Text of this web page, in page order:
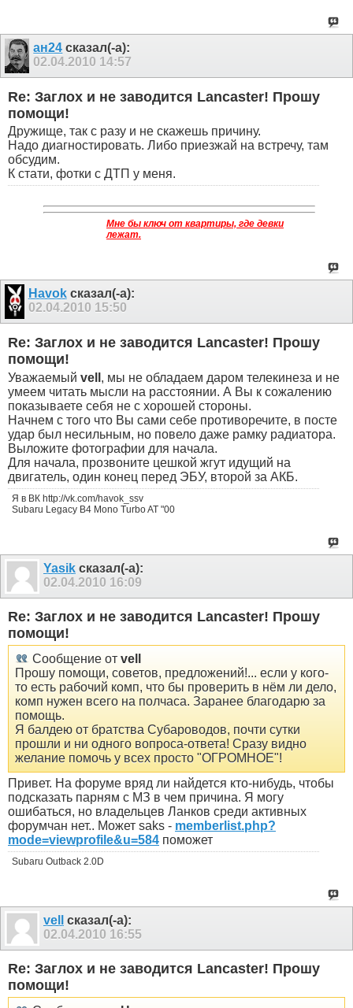
ан24 сказал(-а):
02.04.2010 14:57
Re: Заглох и не заводится Lancaster! Прошу
помощи!
Дружище, так с разу и не скажешь причину.
Надо диагностировать. Либо приезжай на встречу, там
обсудим.
К стати, фотки с ДТП у меня.
Мне бы ключ от квартиры, где девки
лежат.
Havokсказал(-а):
02.04.2010 15:50
Re: Заглох и не заводится Lancaster! Прошу
помощи!
Уважаемый vell , мы не обладаем даром телекинеза и не
умеем читать мысли на расстоянии. А Вы к сожалению
показываете себя не с хорошей стороны.
Начнем с того что Вы сами себе противоречите, в посте
удар был несильным, но повело даже рамку радиатора.
Выложите фотографии для начала.
Для начала, прозвоните цешкой жгут идущий на
двигатель, один конец перед ЭБУ, второй за АКБ.
Я в ВК http://vk.com/havok_ssv
Subaru Legacy B4 Mono Turbo AT "00
Yasik сказал(-а):
02.04.2010 16:09
Re: Заглох и не заводится Lancaster! Прошу
помощи!
Сообщение от vell
Прошу помощи, советов, предложений!... если у кого-
то есть рабочий комп, что бы проверить в нём ли дело,
комп нужен всего на полчаса. Заранее благодарю за
помощь.
Я балдею от братства Субароводов, почти сутки
прошли и ни одного вопроса-ответа! Сразу видно
желание помочь у всех просто "ОГРОМНОЕ"!
Привет. На форуме вряд ли найдется кто-нибудь, чтобы
подсказать парням с МЗ в чем причина. Я могу
ошибаться, но владельцев Ланков среди активных
форумчан нет.. Может saks - memberlist.php?
mode=viewprofile&u=584 поможет
Subaru Outback 2.0D
vell
сказал(-а):
02.04.2010 16:55
Re: Заглох и не заводится Lancaster! Прошу
помощи!